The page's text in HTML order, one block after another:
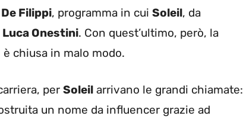
Filippi, programma in cui Soleil, da
Luca Onestini. Con quest’ultimo, però, la
chiusa in malo modo.
per Soleil arrivano le grandi chiamate:
un nome da influencer grazie ad